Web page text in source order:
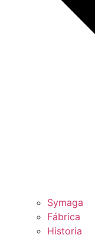
Symaga
Fábrica
Historia